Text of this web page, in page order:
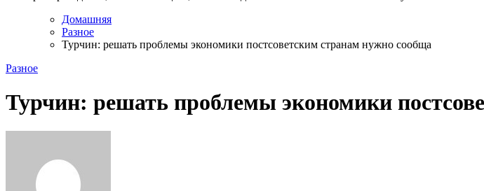
Домашняя
Разное
Турчин: решать проблемы экономики постсоветским странам нужно сообща
Разное
Турчин: решать проблемы экономики